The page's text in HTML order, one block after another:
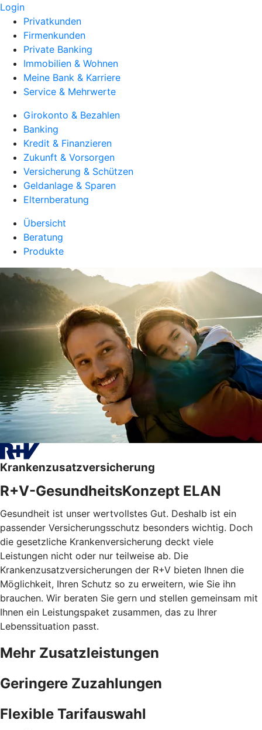
Login
Privatkunden
Firmenkunden
Private Banking
Immobilien & Wohnen
Meine Bank & Karriere
Service & Mehrwerte
Girokonto & Bezahlen
Banking
Kredit & Finanzieren
Zukunft & Vorsorgen
Versicherung & Schützen
Geldanlage & Sparen
Elternberatung
Übersicht
Beratung
Produkte
Krankenzusatzversicherung
R+V-GesundheitsKonzept ELAN
Gesundheit ist unser wertvollstes Gut. Deshalb ist ein
passender Versicherungsschutz besonders wichtig. Doch
die gesetzliche Krankenversicherung deckt viele
Leistungen nicht oder nur teilweise ab. Die
Krankenzusatzversicherungen der R+V bieten Ihnen die
Möglichkeit, Ihren Schutz so zu erweitern, wie Sie ihn
brauchen. Wir beraten Sie gern und stellen gemeinsam mit
Ihnen ein Leistungspaket zusammen, das zu Ihrer
Lebenssituation passt.
Mehr Zusatzleistungen
Geringere Zuzahlungen
Flexible Tarifauswahl